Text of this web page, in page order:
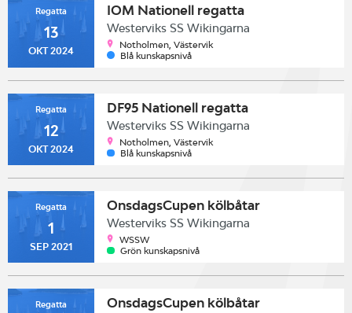
Regatta
13
OKT 2024
IOM Nationell regatta
Westerviks SS Wikingarna
Notholmen, Västervik
Blå kunskapsnivå
Regatta
12
OKT 2024
DF95 Nationell regatta
Westerviks SS Wikingarna
Notholmen, Västervik
Blå kunskapsnivå
Regatta
1
SEP 2021
OnsdagsCupen kölbåtar
Westerviks SS Wikingarna
WSSW
Grön kunskapsnivå
Regatta OnsdagsCupen kölbåtar